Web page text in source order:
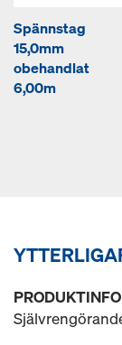
Spännstag
15,0mm
obehandlat
6,00m